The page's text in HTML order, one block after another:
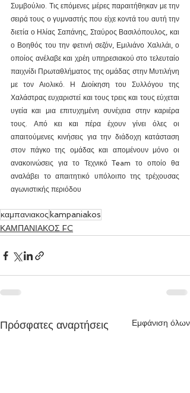
Συμβούλιο. Τις επόμενες μέρες παραιτήθηκαν με την
σειρά τους ο γυμναστής που είχε κοντά του αυτή την
διετία ο Ηλίας Σαπάνης, Σταύρος Βασιλόπουλος, και
ο Βοηθός του την φετινή σεζόν, Εμιλιάνο Χαλιλάι, ο
οποίος ανέλαβε και χρέη υπηρεσιακού στο τελευταίο
παιχνίδι Πρωταθλήματος της ομάδας στην Μυτιλήνη
με τον Αιολικό. Η Διοίκηση του Συλλόγου της
Χαλάστρας ευχαριστεί και τους τρεις και τους εύχεται
υγεία και μια επιτυχημένη συνέχεια στην καριέρα
τους. Από κει και πέρα έχουν γίνει όλες οι
απαιτούμενες κινήσεις για την διάδοχη κατάσταση
στον πάγκο της ομάδας και απομένουν μόνο οι
ανακοινώσεις για το Τεχνικό Τeam το οποίο θα
αναλάβει το απαιτητικό υπόλοιπο της τρέχουσας
αγωνιστικής περιόδου
καμπανιακος kampaniakos
ΚΑΜΠΑΝΙΑΚΟΣ FC
Πρόσφατες αναρτήσεις Εμφάνιση όλων